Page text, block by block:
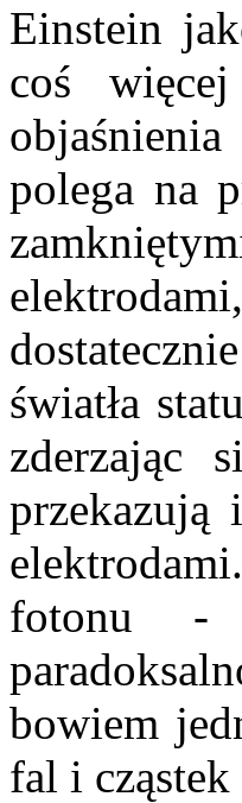
Einstein
coś
polega na
światła
zderzając
fotonu -
bowiem
fal i